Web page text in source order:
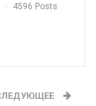
4596 Posts